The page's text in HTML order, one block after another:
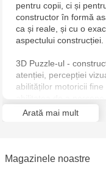
pentru copii, ci și
constructor în formă
ca și reale, și cu o
aspectului construcției.
3D Puzzle-ul -
atenției, percepției
abilităților motoricii
îmbogățește lumea
Arată mai mult
Magazinele noastre